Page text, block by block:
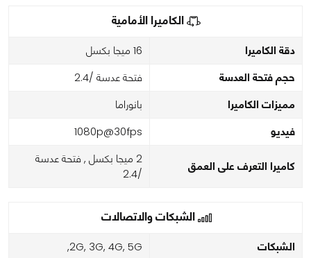
الكاميرا الأمامية
دقة الكاميرا 16 ميجا بكسل
حجم فتحة العدسة فتحة عدسة /2.4
مميزات الكاميرا بانوراما
فيديو 1080p@30fps
كاميرا التعرف على العمق
2 ميجا بكسل , فتحة عدسة
/2.4
الشبكات والاتصالات
الشبكات 2G, 3G, 4G, 5G,